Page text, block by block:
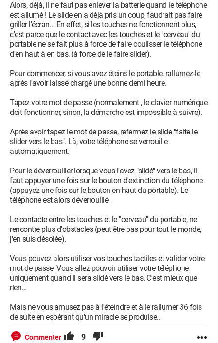
Alors, déjà, il ne faut pas enlever la batterie quand le téléphone
est allumé ! Le slide en a déjà pris un coup, faudrait pas faire
griller l'écran... En effet, si les touches ne fonctionnent plus,
c'est parce que le contact avec les touches et le "cerveau' du
portable ne se fait plus à force de faire coulisser le téléphone
d'en haut à en bas, (à force de le faire slider).
Pour commencer, si vous avez éteins le portable, rallumez-le
après l'avoir laissé chargé une bonne demi heure.
Tapez votre mot de passe (normalement , le clavier numérique
doit fonctionner, sinon, la démarche est impossible à suivre).
Après avoir tapez le mot de passe, refermez le slide "faite le
slider vers le bas". Là, votre téléphone se verrouille
automatiquement.
Pour le déverrouiller lorsque vous l'avez "slidé" vers le bas, il
faut appuyer une fois sur le bouton d'extinction du téléphone
(appuyez une fois sur le bouton en haut du portable). Le
téléphone est alors déverrouillé.
Le contacte entre les touches et le "cerveau" du portable, ne
rencontre plus d'obstacles (peut être pas pour tout le monde,
j'en suis désolée).
Vous pouvez alors utiliser vos touches tactiles et valider votre
mot de passe. Vous allez pouvoir utiliser votre téléphone
uniquement quand il sera slidé vers le bas. C'est mieux que
rien...
Mais ne vous amusez pas à l'éteindre et à le rallumer 36 fois
de suite en espérant qu'un miracle se produise..
Commenter 9